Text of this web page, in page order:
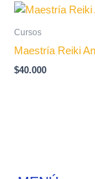
Cursos
Maestría Reiki
$40.000